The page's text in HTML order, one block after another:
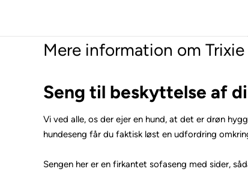
Mere information om
Seng til beskyttelse af
Vi ved alle, os der ejer en hund, at det er drøn
hundeseng får du faktisk løst en udfordring
Sengen her er en firkantet sofaseng med sider,